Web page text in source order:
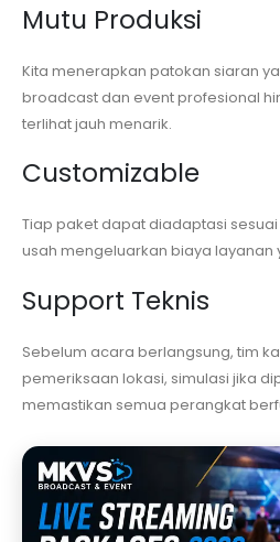
Mutu Produksi
Kita menerapkan patokan siaran
broadcast dan event profesional
terlihat jauh menarik.
Customizable
Tiap paket dapat diadaptasi
usah mengeluarkan biaya layanan
Support Teknis
Sebelum acara berlangsung, tim
pemeriksaan lokasi, simulasi jika
memastikan semua perangkat